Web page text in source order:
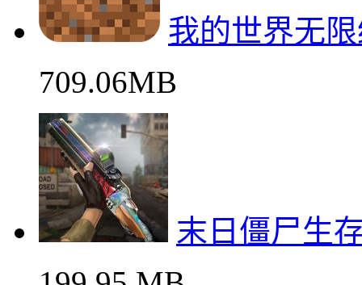
我的世界无
709.06MB
末日僵尸生